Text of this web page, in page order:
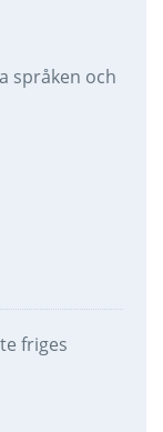
språken och
friges